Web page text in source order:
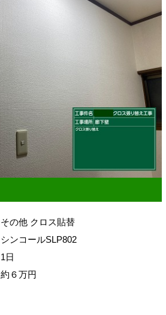
その他 クロス貼替
シンコールSLP802
1日
約６万円